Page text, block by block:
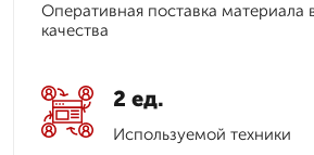
Оперативная поставка материала
качества
2 ед.
Используемой техники